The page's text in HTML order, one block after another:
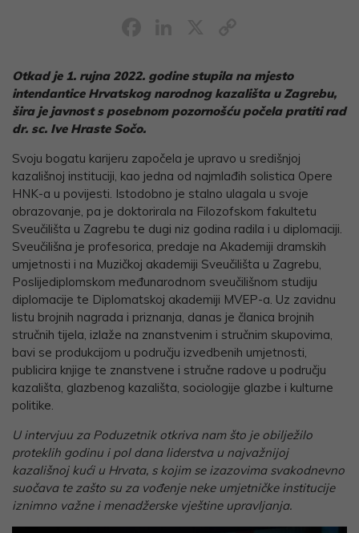
Otkad je 1. rujna 2022. godine stupila na mjesto
intendantice Hrvatskog narodnog kazališta u Zagrebu,
šira je javnost s posebnom pozornošću počela pratiti rad
dr. sc. Ive Hraste Sočo.
Svoju bogatu karijeru započela je upravo u središnjoj
kazališnoj instituciji, kao jedna od najmlađih solistica Opere
HNK-a u povijesti. Istodobno je stalno ulagala u svoje
obrazovanje, pa je doktorirala na Filozofskom fakultetu
Sveučilišta u Zagrebu te dugi niz godina radila i u diplomaciji.
Sveučilišna je profesorica, predaje na Akademiji dramskih
umjetnosti i na Muzičkoj akademiji Sveučilišta u Zagrebu,
Poslijediplomskom međunarodnom sveučilišnom studiju
diplomacije te Diplomatskoj akademiji MVEP-a. Uz zavidnu
listu brojnih nagrada i priznanja, danas je članica brojnih
stručnih tijela, izlaže na znanstvenim i stručnim skupovima,
bavi se produkcijom u području izvedbenih umjetnosti,
publicira knjige te znanstvene i stručne radove u području
kazališta, glazbenog kazališta, sociologije glazbe i kulturne
politike.
U intervjuu za Poduzetnik otkriva nam što je obilježilo
proteklih godinu i pol dana liderstva u najvažnijoj
kazališnoj kući u Hrvata, s kojim se izazovima svakodnevno
suočava te zašto su za vođenje neke umjetničke institucije
iznimno važne i menadžerske vještine upravljanja.